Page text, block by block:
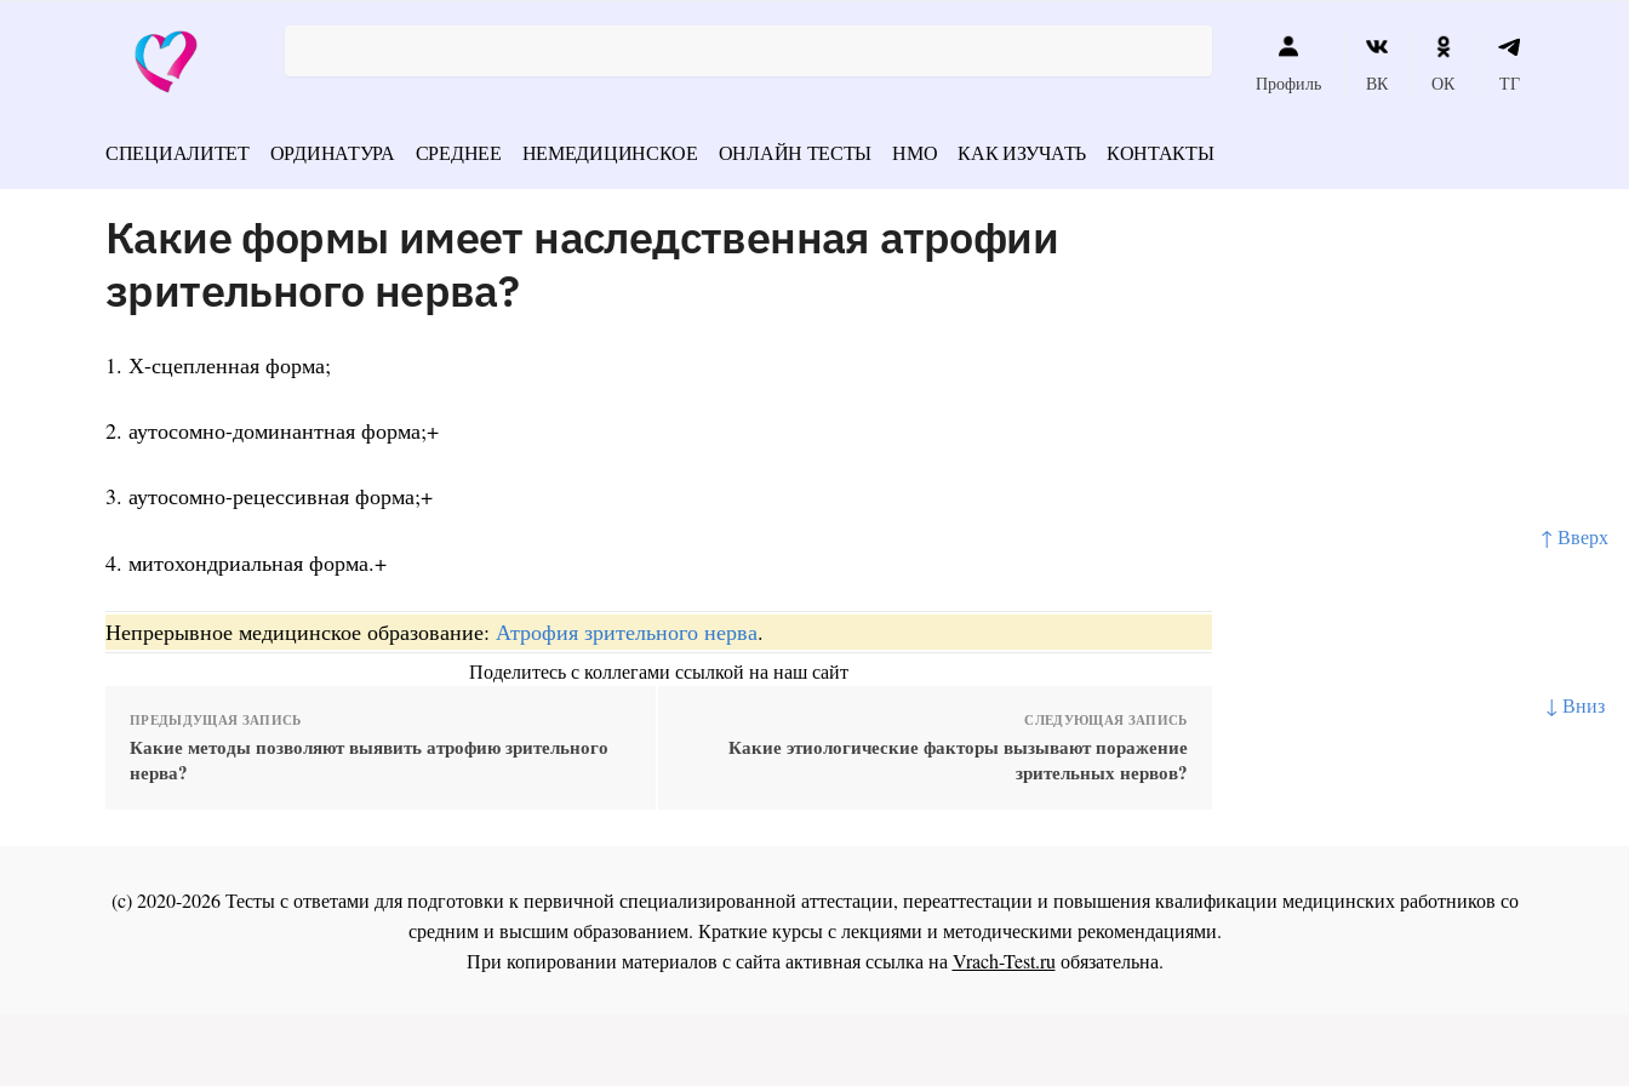
↑ Вверх
↓ Вниз
Профиль ВК ОК ТГ
СПЕЦИАЛИТЕТ ОРДИНАТУРА СРЕДНЕЕ НЕМЕДИЦИНСКОЕ ОНЛАЙН ТЕСТЫ НМО КАК ИЗУЧАТЬ КОНТАКТЫ
Какие формы имеет наследственная атрофии
зрительного нерва?
1. Х-сцепленная форма;
2. аутосомно-доминантная форма;+
3. аутосомно-рецессивная форма;+
4. митохондриальная форма.+
Непрерывное медицинское образование: Атрофия зрительного нерва.
Поделитесь с коллегами ссылкой на наш сайт
ПРЕДЫДУЩАЯ ЗАПИСЬ
Какие методы позволяют выявить атрофию зрительного
нерва?
СЛЕДУЮЩАЯ ЗАПИСЬ
Какие этиологические факторы вызывают поражение
зрительных нервов?
(c) 2020-2026 Тесты с ответами для подготовки к первичной специализированной аттестации, переаттестации и повышения квалификации медицинских работников со
средним и высшим образованием. Краткие курсы с лекциями и методическими рекомендациями.
При копировании материалов с сайта активная ссылка наVrach-Test.ruобязательна.